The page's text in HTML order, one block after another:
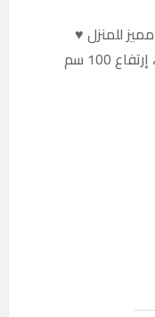
للمنزل ♥️